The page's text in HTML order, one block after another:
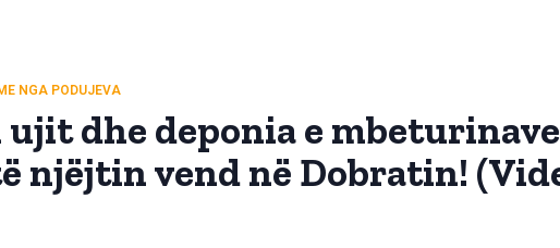
NGA PODUJEVA
dhe deponia e
njëjtin vend në Dobratin!